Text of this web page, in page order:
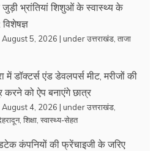
भ्रांतियां शिशुओं के स्वास्थ्य के
5, 2026 | underउत्तराखंड ताजा
में डॉक्टर्स एंड डेवलपर्स मीट, मरीजों की
करने को ऐप बनाएंगे छात्र
4, 2026 | underउत्तराखंड
, शिक्षा स्वास्थ्य-सेहत
कंपनियों की फ्रेंचाइजी के जरिए